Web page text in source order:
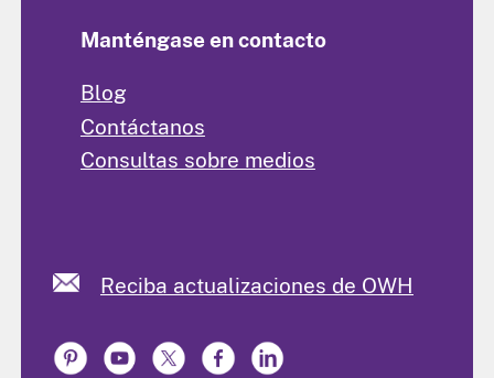
Manténgase en contacto
Blog
Contáctanos
Consultas sobre medios
Reciba actualizaciones de OWH